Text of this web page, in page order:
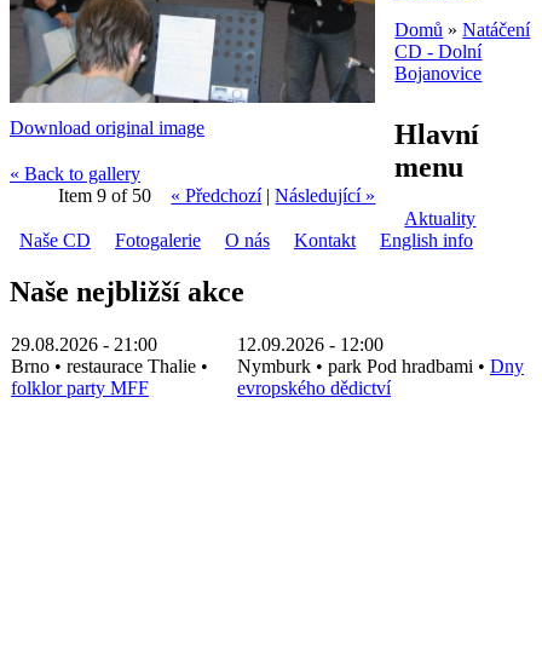
Download original image
« Back to gallery
Item 9 of 50
« Předchozí|Následující »
Jste zde
Domů »Natáčení
CD - Dolní
Bojanovice
Hlavní
menu
Aktuality
Naše CD
Fotogalerie O nás Kontakt English info
Naše nejbližší akce
29.08.2026 - 21:00
Brno • restaurace Thalie •
folklor party MFF
12.09.2026 - 12:00
Nymburk • park Pod hradbami • Dny
evropského dědictví